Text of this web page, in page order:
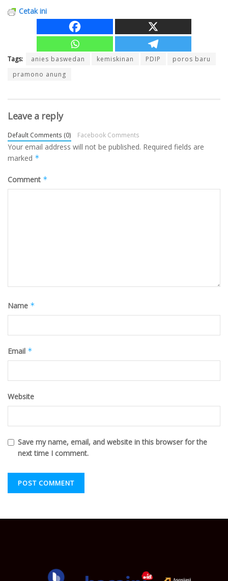
Cetak ini
Tags: anies baswedan kemiskinan PDIP
poros baru
pramono anung
Leave a reply
Default Comments (0) Facebook Comments
Your email address will not be published. Required fields are
marked *
Comment *
Name *
Email *
Website
Save my name, email, and website in this browser for the
next time I comment.